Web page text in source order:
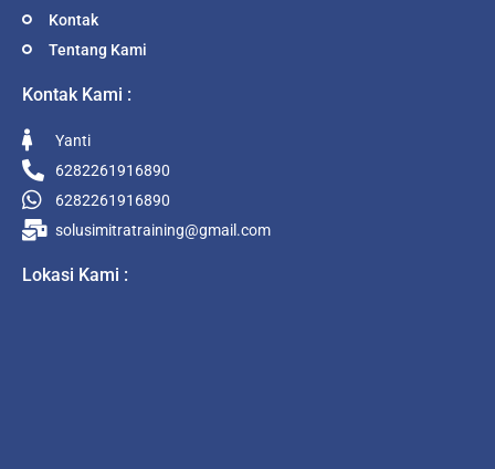
Kontak
Tentang Kami
Kontak Kami :
Yanti
6282261916890
6282261916890
solusimitratraining@gmail.com
Lokasi Kami :